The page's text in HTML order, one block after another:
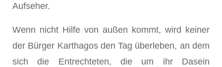
Aufseher.
Wenn nicht Hilfe von außen kommt, wird keiner
der Bürger Karthagos den Tag überleben, an dem
sich die Entrechteten, die um ihr Dasein